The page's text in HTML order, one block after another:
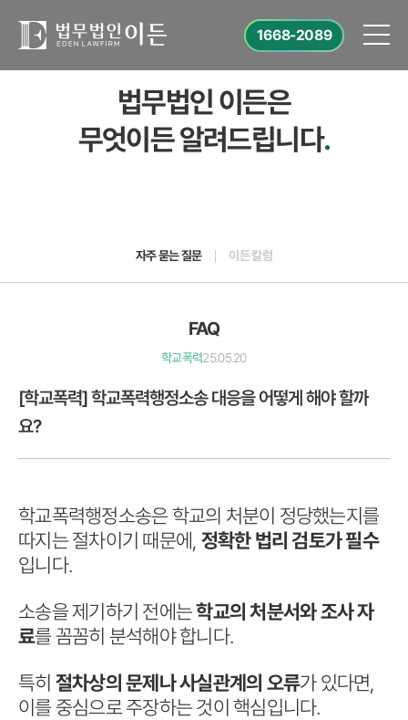
1668-2089
법무법인 이든은
무엇이든 알려드립니다.
자주 묻는 질문 이든 칼럼
FAQ
학교폭력25.05.20
[학교폭력] 학교폭력행정소송 대응을 어떻게 해야 할까
요?
학교폭력행정소송은 학교의 처분이 정당했는지를
따지는 절차이기 때문에, 정확한 법리 검토가 필수
입니다.
소송을 제기하기 전에는학교의 처분서와 조사 자
료를 꼼꼼히 분석해야 합니다.
특히 절차상의 문제나 사실관계의 오류가 있다면,
이를 중심으로 주장하는 것이 핵심입니다.